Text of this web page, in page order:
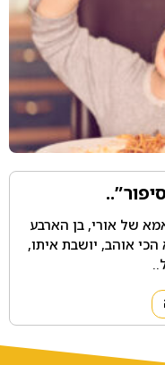
של אורי, בן הארבע
אוהב, יושבת איתו,